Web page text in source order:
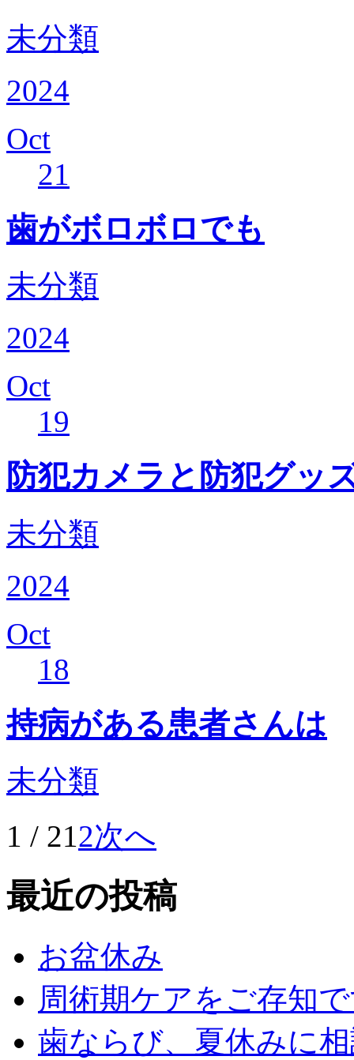
未分類
2024
Oct
21
歯がボロボロでも
未分類
2024
Oct
19
防犯カメラと防犯グッ
未分類
2024
Oct
18
持病がある患者さんは
未分類
1 / 212次へ
最近の投稿
お盆休み
周術期ケアをご存知
歯ならび、夏休みに